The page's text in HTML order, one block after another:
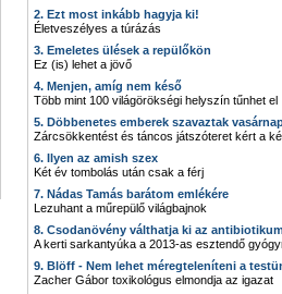
2. Ezt most inkább hagyja ki!
Életveszélyes a túrázás
3. Emeletes ülések a repülőkön
Ez (is) lehet a jövő
4. Menjen, amíg nem késő
Több mint 100 világörökségi helyszín tűnhet el
5. Döbbenetes emberek szavaztak
Zárcsökkentést és táncos játszóteret kért a
6. Ilyen az amish szex
Két év tombolás után csak a férj
7. Nádas Tamás barátom emlékére
Lezuhant a műrepülő világbajnok
8. Csodanövény válthatja ki az
A kerti sarkantyúka a 2013-as esztendő
9. Blöff - Nem lehet méregteleníteni a
Zacher Gábor toxikológus elmondja az igazat